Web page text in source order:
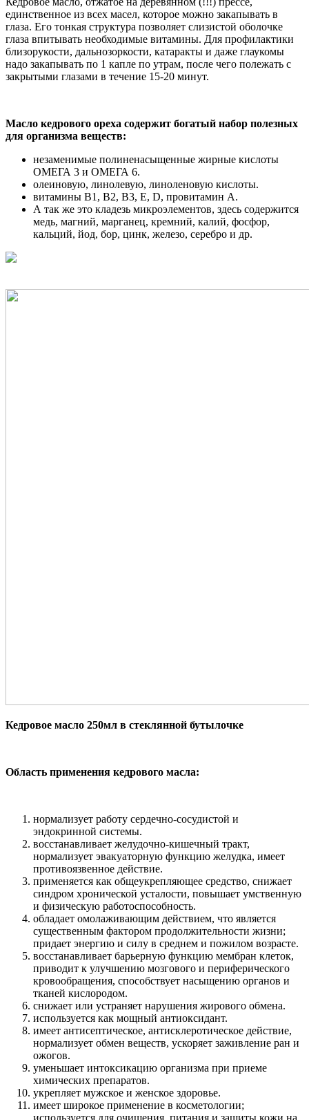
единственное из всех масел, которое можно закапывать в
глаза. Его тонкая структура позволяет слизистой оболочке
глаза впитывать необходимые витамины. Для профилактики
близорукости, дальнозоркости, катаракты и даже глаукомы
надо закапывать по 1 капле по утрам, после чего полежать с
закрытыми глазами в течение 15-20 минут.
Масло кедрового ореха содержит богатый набор полезных
для организма веществ:
незаменимые полиненасыщенные жирные кислоты
ОМЕГА 3 и ОМЕГА 6.
олеиновую, линолевую, линоленовую кислоты.
витамины В1, В2, В3, Е, D, провитамин А.
А так же это кладезь микроэлементов, здесь содержится
медь, магний, марганец, кремний, калий, фосфор,
кальций, йод, бор, цинк, железо, серебро и др.
Кедровое масло 250мл в стеклянной бутылочке
Область применения кедрового масла:
нормализует работу сердечно-сосудистой и
эндокринной системы.
восстанавливает желудочно-кишечный тракт,
нормализует эвакуаторную функцию желудка, имеет
противоязвенное действие.
применяется как общеукрепляющее средство, снижает
синдром хронической усталости, повышает умственную
и физическую работоспособность.
обладает омолаживающим действием, что является
существенным фактором продолжительности жизни;
придает энергию и силу в среднем и пожилом возрасте.
восстанавливает барьерную функцию мембран клеток,
приводит к улучшению мозгового и периферического
кровообращения, способствует насыщению органов и
тканей кислородом.
снижает или устраняет нарушения жирового обмена.
используется как мощный антиоксидант.
имеет антисептическое, антисклеротическое действие,
нормализует обмен веществ, ускоряет заживление ран и
ожогов.
уменьшает интоксикацию организма при приеме
химических препаратов.
укрепляет мужское и женское здоровье.
имеет широкое применение в косметологии;
используется для очищения, питания и защиты кожи на